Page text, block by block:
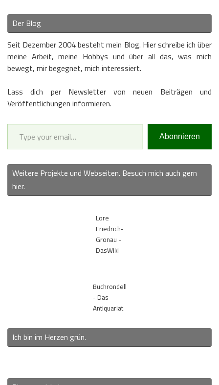
Der Blog
Seit Dezember 2004 besteht mein Blog. Hier schreibe ich über
meine Arbeit, meine Hobbys und über all das, was mich
bewegt, mir begegnet, mich interessiert.
Lass dich per Newsletter von neuen Beiträgen und
Veröffentlichungen informieren.
Type your email…
Abonnieren
Weitere Projekte und Webseiten. Besuch mich auch gern
hier.
Lore
Friedrich-
Gronau -
DasWiki
Buchrondell
- Das
Antiquariat
Ich bin im Herzen grün.